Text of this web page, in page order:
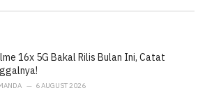
16x 5G Bakal Rilis Bulan Ini, Catat
6 AUGUST 2026